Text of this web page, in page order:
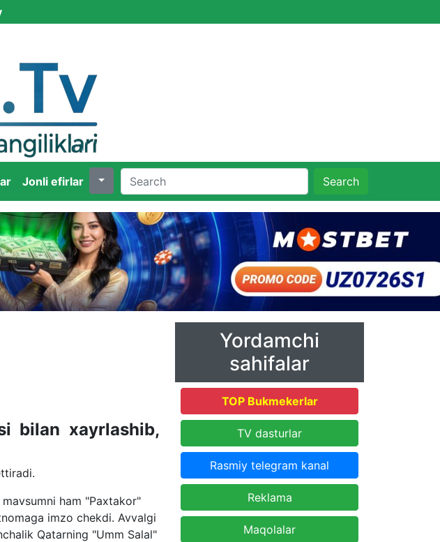
Jonli efirlar Search
bilan xayrlashib,
ham "Paxtakor"
imzo chekdi. Avvalgi
Qatarning "Umm Salal"
Yordamchi
sahifalar
TOP Bukmekerlar
TV dasturlar
Rasmiy telegram kanal
Reklama
Maqolalar